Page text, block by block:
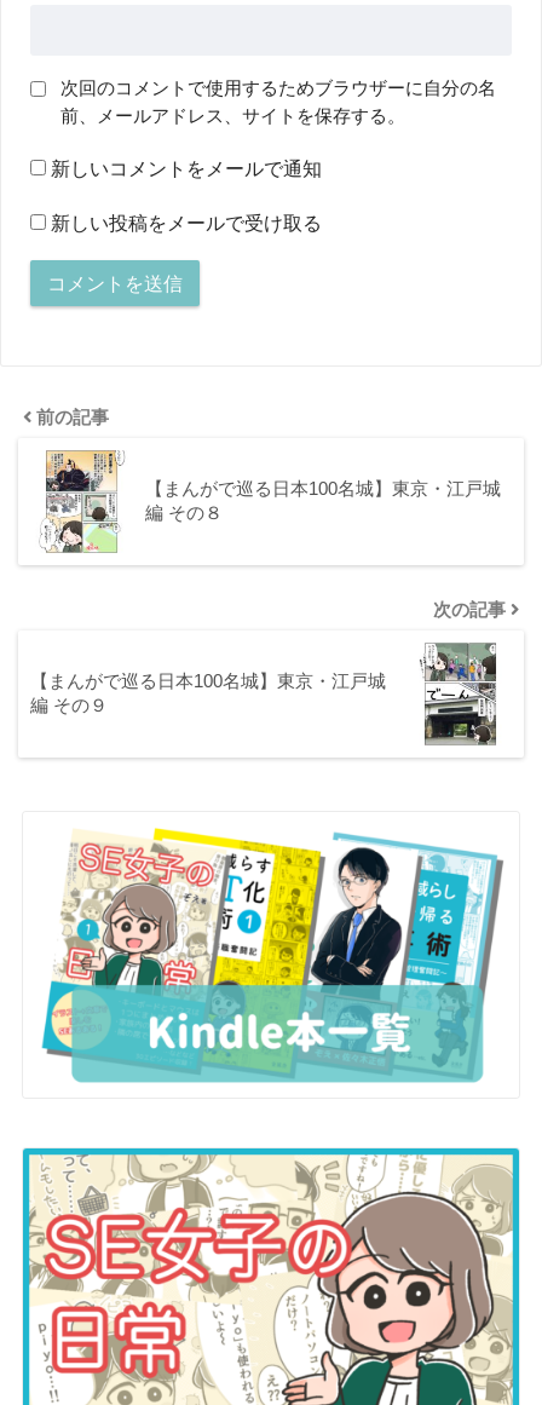
次回のコメントで使用するためブラウザーに自分の名
前、メールアドレス、サイトを保存する。
新しいコメントをメールで通知
新しい投稿をメールで受け取る
前の記事
【まんがで巡る日本100名城】東京・江戸城
編 その８
次の記事
【まんがで巡る日本100名城】東京・江戸城
編 その９